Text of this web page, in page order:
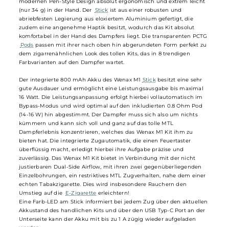
GeekVape - Wenax M1 Pod Kit
Mit einer Länge von gerade einmal 115.5 mm und einem
Durchmesser von 16 mm liegt
modernen Pen-Style Design absolut ergonomisch und extrem leicht
(nur 34 g) in der Hand. Der Stick ist aus einer robusten und
abriebfesten Legierung aus eloxiertem Aluminium gefertigt, die
zudem eine angenehme Haptik besitzt, wodurch das Kit absolut
komfortabel in der Hand des Dampfers liegt. Die transparenten
Podspassen mit ihrer nach oben hin abgerundeten Form perfekt zu
dem zigarrenähnlichen Look des tollen Kits, das in 8 trendigen
Farbvarianten auf den Dampfer wartet.
Der integrierte 800 mAh Akku des Wenax M1 Stickbesitzt eine sehr
gute Ausdauer und ermöglicht eine Leistungsausgabe bis maximal
16 Watt. Die Leistungsanpassung erfolgt hierbei vollautomatisch im
Bypass-Modus und wird optimal auf den inkludierten 0.8 Ohm Pod
(14-16 W) hin abgestimmt. Der Dampfer muss sich also um nichts
kümmern und kann sich voll und ganz auf das tolle MTL
Dampferlebnis konzentrieren, welches das Wenax M1 Kit ihm zu